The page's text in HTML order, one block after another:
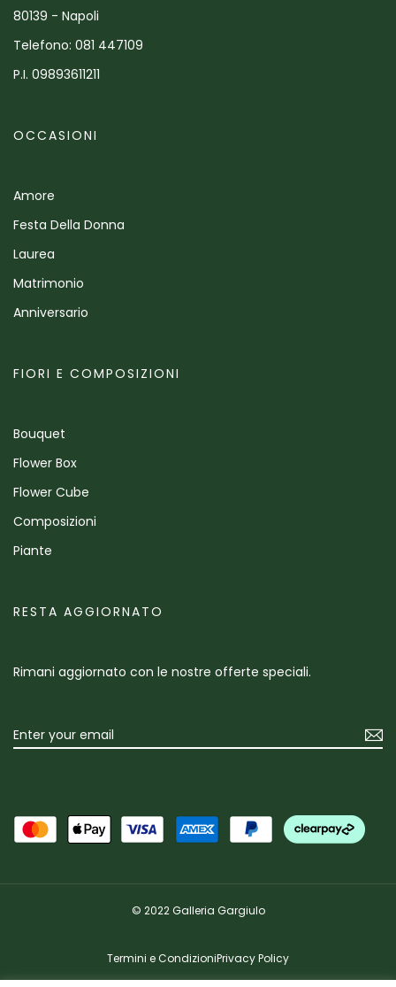
80139 - Napoli
Telefono: 081 447109
P.I. 09893611211
OCCASIONI
Amore
Festa Della Donna
Laurea
Matrimonio
Anniversario
FIORI E COMPOSIZIONI
Bouquet
Flower Box
Flower Cube
Composizioni
Piante
RESTA AGGIORNATO
Rimani aggiornato con le nostre offerte speciali.
© 2022 Galleria Gargiulo
Termini e CondizioniPrivacy Policy